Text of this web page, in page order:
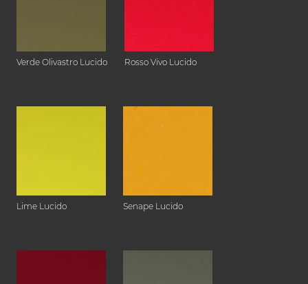
Verde Olivastro Lucido Rosso Vivo Lucido
Lime Lucido Senape Lucido